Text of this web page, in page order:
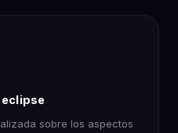
sobre los aspectos